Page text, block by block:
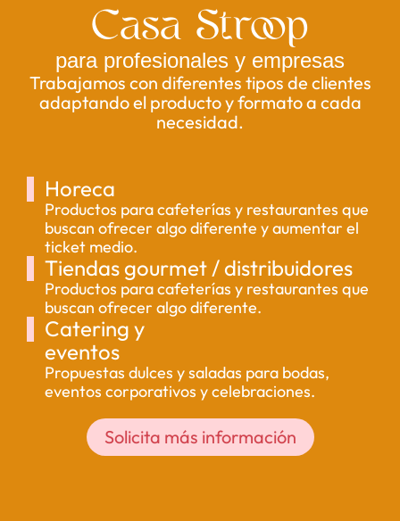
Casa Stroop
para profesionales y empresas
Trabajamos con diferentes tipos de clientes
adaptando el producto y formato a cada
necesidad.
Horeca
Productos para cafeterías y restaurantes que
buscan ofrecer algo diferente y aumentar el
ticket medio.
Tiendas gourmet / distribuidores
Productos para cafeterías y restaurantes que
buscan ofrecer algo diferente.
Catering y
eventos
Propuestas dulces y saladas para bodas,
eventos corporativos y celebraciones.
Solicita más información